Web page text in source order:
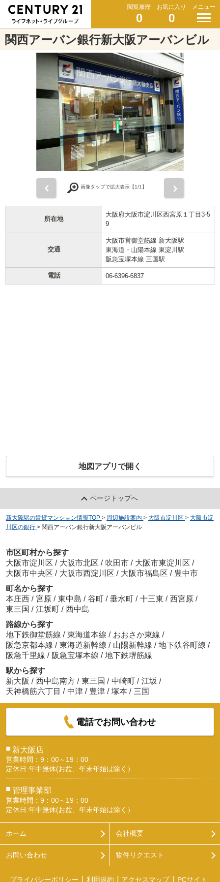
閲覧履歴
0
お気に入り
0
メニュー
関西アーバン銀行新大阪アーバンビル
画像タップで拡大表示【1/1】
所在地
大阪府大阪市淀川区西宮原１丁目3-5
9
交通
大阪市営御堂筋線 新大阪駅
東海道・山陽本線 東淀川駅
阪急宝塚本線 三国駅
電話 06-6396-6837
地図アプリで開く
ページトップへ
新大阪駅の賃貸マンション情報TOP > 周辺施設案内 > 大阪市淀川区 > 大阪市淀
川区の銀行 > 関西アーバン銀行新大阪アーバンビル
市区町村から探す
大阪市淀川区 / 大阪市北区 / 吹田市 / 大阪市東淀川区 /
大阪市中央区 / 大阪市西淀川区 / 大阪市福島区 / 豊中市
町名から探す
本庄西 / 宮原 / 東中島 / 谷町 / 垂水町 / 十三東 / 西宮原 /
東三国 / 江坂町 / 西中島
路線から探す
地下鉄御堂筋線 / 東海道本線 / おおさか東線 /
阪急京都本線 / 東海道新幹線 / 山陽新幹線 / 地下鉄谷町線 /
阪急千里線 / 阪急宝塚本線 / 地下鉄堺筋線
駅から探す
新大阪 / 西中島南方 / 東三国 / 中崎町 / 江坂 /
天神橋筋六丁目 / 中津 / 豊津 / 塚本 / 三国
電話でお問い合わせ
■ 新大阪店
営業時間：9：00～19：00
定休日:年中無休(お盆、年末年始は除く）
■ 管理事業部
営業時間：9：00～19：00
定休日:年中無休(お盆、年末年始は除く）
ホーム 会社概要
お問い合わせ 物件リクエスト
プライバシーポリシー 利用規約 アクセスマップ PCサイト